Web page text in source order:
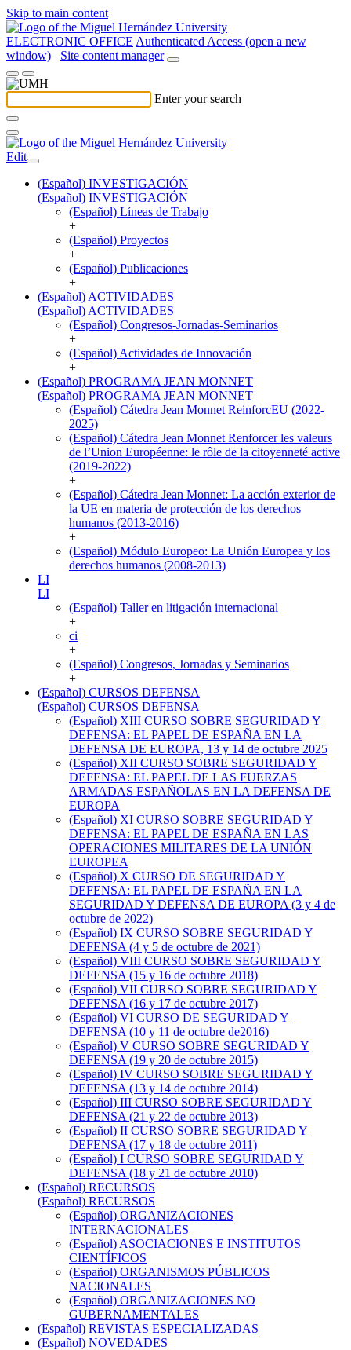
Skip to main content
ELECTRONIC OFFICE Authenticated Access (open a new
window)
Site content manager
Enter your search
Edit
(Español) INVESTIGACIÓN
(Español) INVESTIGACIÓN
(Español) Líneas de Trabajo
+
(Español) Proyectos
+
(Español) Publicaciones
+
(Español) ACTIVIDADES
(Español) ACTIVIDADES
(Español) Congresos-Jornadas-Seminarios
+
(Español) Actividades de Innovación
+
(Español) PROGRAMA JEAN MONNET
(Español) PROGRAMA JEAN MONNET
(Español) Cátedra Jean Monnet ReinforcEU (2022-
2025)
(Español) Cátedra Jean Monnet Renforcer les valeurs
de l’Union Européenne: le rôle de la citoyenneté active
(2019-2022)
+
(Español) Cátedra Jean Monnet: La acción exterior de
la UE en materia de protección de los derechos
humanos (2013-2016)
+
(Español) Módulo Europeo: La Unión Europea y los
derechos humanos (2008-2013)
LI
LI
(Español) Taller en litigación internacional
+
ci
+
(Español) Congresos, Jornadas y Seminarios
+
(Español) CURSOS DEFENSA
(Español) CURSOS DEFENSA
(Español) XIII CURSO SOBRE SEGURIDAD Y
DEFENSA: EL PAPEL DE ESPAÑA EN LA
DEFENSA DE EUROPA, 13 y 14 de octubre 2025
(Español) XII CURSO SOBRE SEGURIDAD Y
DEFENSA: EL PAPEL DE LAS FUERZAS
ARMADAS ESPAÑOLAS EN LA DEFENSA DE
EUROPA
(Español) XI CURSO SOBRE SEGURIDAD Y
DEFENSA: EL PAPEL DE ESPAÑA EN LAS
OPERACIONES MILITARES DE LA UNIÓN
EUROPEA
(Español) X CURSO DE SEGURIDAD Y
DEFENSA: EL PAPEL DE ESPAÑA EN LA
SEGURIDAD Y DEFENSA DE EUROPA (3 y 4 de
octubre de 2022)
(Español) IX CURSO SOBRE SEGURIDAD Y
DEFENSA (4 y 5 de octubre de 2021)
(Español) VIII CURSO SOBRE SEGURIDAD Y
DEFENSA (15 y 16 de octubre 2018)
(Español) VII CURSO SOBRE SEGURIDAD Y
DEFENSA (16 y 17 de octubre 2017)
(Español) VI CURSO DE SEGURIDAD Y
DEFENSA (10 y 11 de octubre de2016)
(Español) V CURSO SOBRE SEGURIDAD Y
DEFENSA (19 y 20 de octubre 2015)
(Español) IV CURSO SOBRE SEGURIDAD Y
DEFENSA (13 y 14 de octubre 2014)
(Español) III CURSO SOBRE SEGURIDAD Y
DEFENSA (21 y 22 de octubre 2013)
(Español) II CURSO SOBRE SEGURIDAD Y
DEFENSA (17 y 18 de octubre 2011)
(Español) I CURSO SOBRE SEGURIDAD Y
DEFENSA (18 y 21 de octubre 2010)
(Español) RECURSOS
(Español) RECURSOS
(Español) ORGANIZACIONES
INTERNACIONALES
(Español) ASOCIACIONES E INSTITUTOS
CIENTÍFICOS
(Español) ORGANISMOS PÚBLICOS
NACIONALES
(Español) ORGANIZACIONES NO
GUBERNAMENTALES
(Español) REVISTAS ESPECIALIZADAS
(Español) NOVEDADES